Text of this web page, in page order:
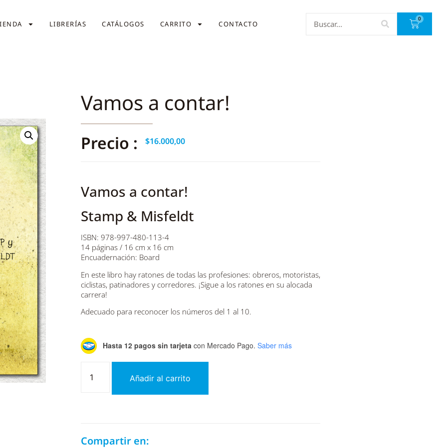
LIBRERÍAS CATÁLOGOS CARRITO CONTACTO
0
Vamos a contar!
Precio : $16.000,00
Vamos a contar!
Stamp & Misfeldt
ISBN: 978-997-480-113-4
14 páginas / 16 cm x 16 cm
Encuadernación: Board
En este libro hay ratones de todas las profesiones: obreros, motoristas,
ciclistas, patinadores y corredores. ¡Sigue a los ratones en su alocada
carrera!
Adecuado para reconocer los números del 1 al 10.
Hasta 12 pagos sin tarjeta con Mercado Pago. Saber más
Añadir al carrito
Compartir en: